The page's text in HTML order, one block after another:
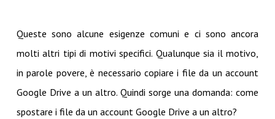
Queste sono alcune esigenze comuni e ci sono ancora
molti altri tipi di motivi specifici. Qualunque sia il motivo,
in parole povere, è necessario copiare i file da un account
Google Drive a un altro. Quindi sorge una domanda: come
spostare i file da un account Google Drive a un altro?